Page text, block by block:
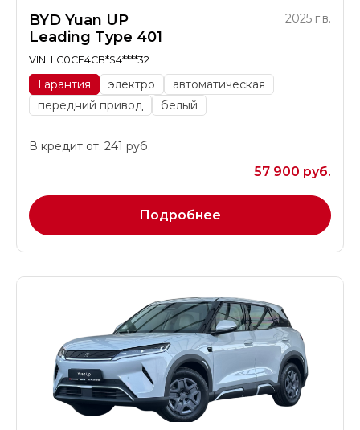
BYD Yuan UP
Leading Type 401
2025 г.в.
VIN: LC0CE4CB*S4****32
Гарантия электро
автоматическая
передний привод
белый
В кредит от: 241 руб.
57 900 руб.
Подробнее